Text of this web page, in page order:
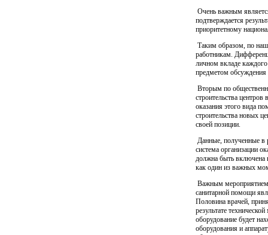
Очень важным
подтверждается
приоритетному
Таким образом, по
работникам.
личном вкладе
предметом обсуждения
Вторым по
строительства
оказания этого вида
строительства новых
своей позиции.
Данные, полученные в
система организации
должна быть включена
как один из важных
Важным мероприятием
санитарной помощи
Половина врачей,
результате
оборудование будет
оборудования и